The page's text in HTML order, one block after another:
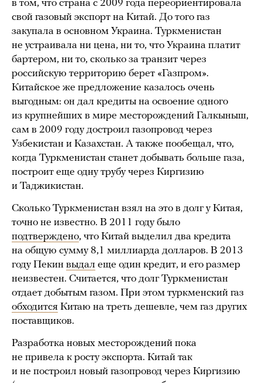
в том, что страна с 2009 года переориентировала
свой газовый экспорт на Китай. До того газ
закупала в основном Украина. Туркменистан
не устраивала ни цена, ни то, что Украина платит
бартером, ни то, сколько за транзит через
российскую территорию берет «Газпром».
Китайское же предложение казалось очень
выгодным: он дал кредиты на освоение одного
из крупнейших в мире месторождений Галкыныш,
сам в 2009 году достроил газопровод через
Узбекистан и Казахстан. А также пообещал, что,
когда Туркменистан станет добывать больше газа,
построит еще одну трубу через Киргизию
и Таджикистан.
Сколько Туркменистан взял на это в долг у Китая,
точно не известно. В 2011 году было
подтверждено, что Китай выделил два кредита
на общую сумму 8,1 миллиарда долларов. В 2013
году Пекин выдал еще один кредит, и его размер
неизвестен. Считается, что долг Туркменистан
отдает добытым газом. При этом туркменский газ
обходится Китаю на треть дешевле, чем газ других
поставщиков.
Разработка новых месторождений пока
не привела к росту экспорта. Китай так
и не построил новый газопровод через Киргизию